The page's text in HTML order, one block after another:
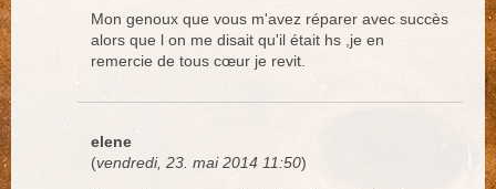
Mon genoux que vous m'avez réparer avec succès
alors que l on me disait qu'il était hs ,je en
remercie de tous cœur je revit.
elene
(vendredi, 23. mai 2014 11:50)